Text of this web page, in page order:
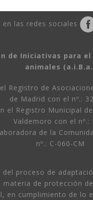
en las redes sociales
de Iniciativas para
animales
Registro de
de Madrid con el nº.:
el Registro Municipal
Valdemoro con el nº.:
de la
nº.: C-060-CM
del proceso de
materia de protección
en cumplimiento de lo